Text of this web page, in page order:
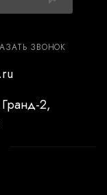
ЗВОНОК
2,